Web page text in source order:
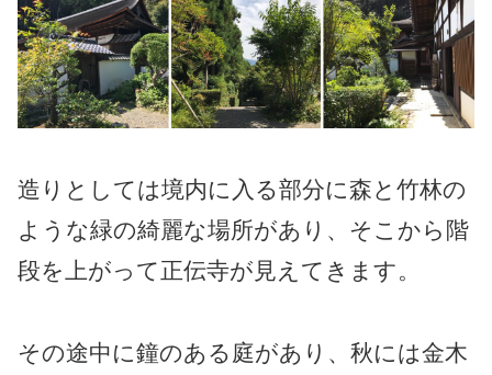
造りとしては境内に入る部分に森と竹林の
ような緑の綺麗な場所があり、そこから階
段を上がって正伝寺が見えてきます。
その途中に鐘のある庭があり、秋には金木